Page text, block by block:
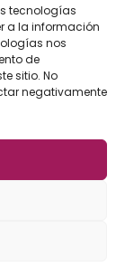
tecnologías
a la información
nos
de
sitio. No
negativamente
LA ISLA
Actividades
Blog
Con niños
Press kit
·Cookies·